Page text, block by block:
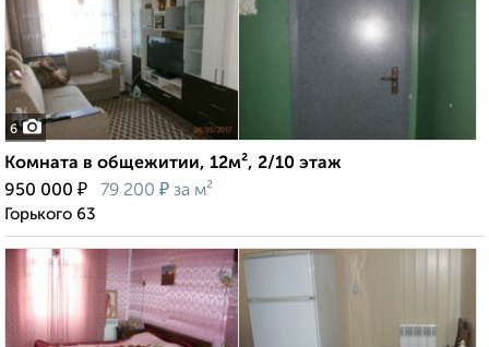
6
Комната в общежитии, 12м², 2/10 этаж
950 000 ₽ 79 200 ₽ за м²
Горького 63